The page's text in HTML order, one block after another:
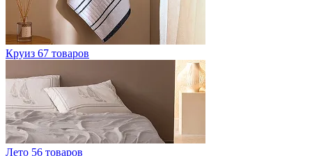
Круиз 67 товаров
Лето 56 товаров